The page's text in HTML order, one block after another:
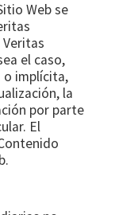
Web se
el caso,
o implícita,
la
por parte
El